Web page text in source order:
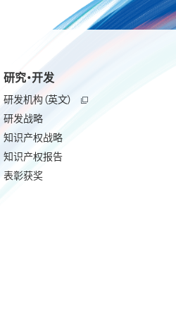
研究・开发
研发机构（英文）
研发战略
知识产权战略
知识产权报告
表彰获奖